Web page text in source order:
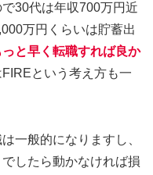
30代は年収700万円近
万円くらいは貯蓄出
っと早く転職すれば良か
という考え方も一
一般的になりますし、
したら動かなければ損